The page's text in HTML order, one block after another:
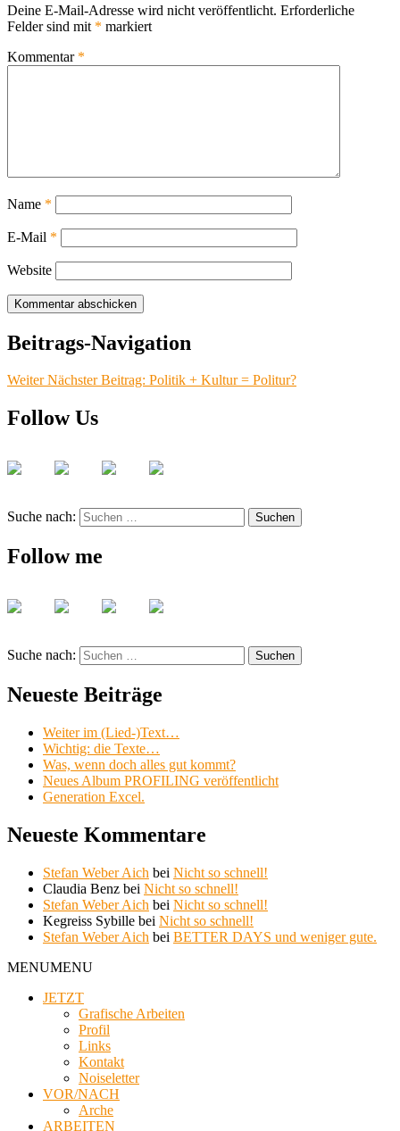
Deine E-Mail-Adresse wird nicht veröffentlicht. Erforderliche
Felder sind mit * markiert
Kommentar *
Name *
E-Mail *
Website
Beitrags-Navigation
Weiter Nächster Beitrag: Politik + Kultur = Politur?
Follow Us
Suche nach: Suchen
Follow me
Suche nach: Suchen
Neueste Beiträge
Weiter im (Lied-)Text…
Wichtig: die Texte…
Was, wenn doch alles gut kommt?
Neues Album PROFILING veröffentlicht
Generation Excel.
Neueste Kommentare
Stefan Weber Aich bei Nicht so schnell!
Claudia Benz bei Nicht so schnell!
Stefan Weber Aich bei Nicht so schnell!
Kegreiss Sybille bei Nicht so schnell!
Stefan Weber Aich bei BETTER DAYS und weniger gute.
MENUMENU
JETZT
Grafische Arbeiten
Profil
Links
Kontakt
Noiseletter
VOR/NACH
Arche
ARBEITEN